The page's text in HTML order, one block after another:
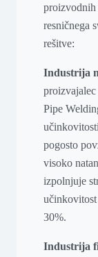
resničnega
rešitve:
Industrija
Pipe
pogosto
visoko
izpolnjuje
učinkovitost
30%.
Industrija